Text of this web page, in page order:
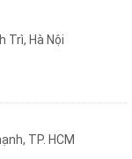
Trì, Hà Nội
TP. HCM